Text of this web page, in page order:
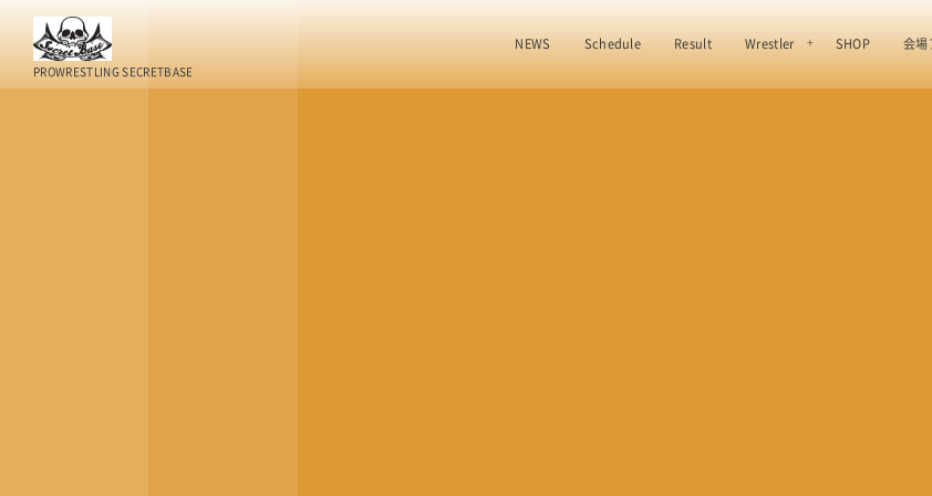
PROWRESTLING SECRETBASE
NEWS Schedule Result Wrestler SHOP 会場